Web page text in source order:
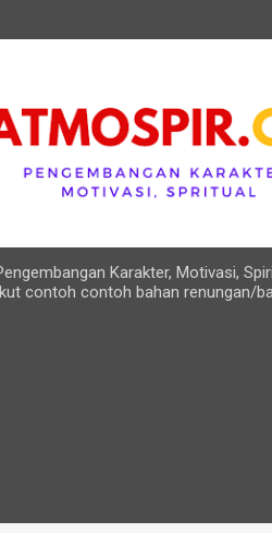
Karakter, Motivasi,
contoh contoh bahan renungan/